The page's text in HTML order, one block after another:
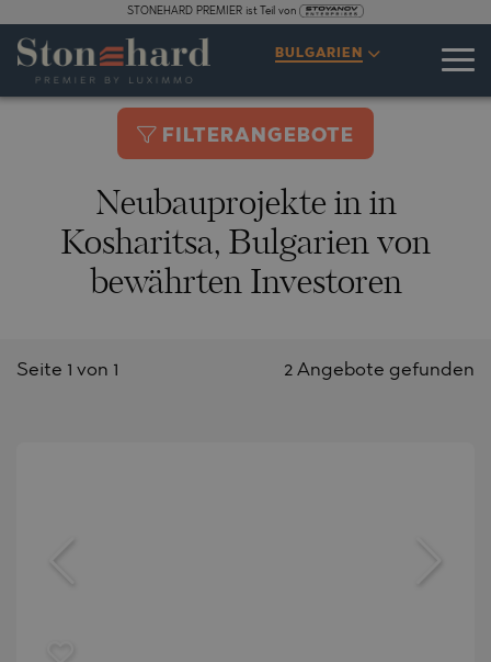
STONEHARD PREMIER ist Teil von
BULGARIEN
FILTERANGEBOTE
Neubauprojekte in in
Kosharitsa, Bulgarien von
bewährten Investoren
2 Angebote gefunden
Seite 1 von 1